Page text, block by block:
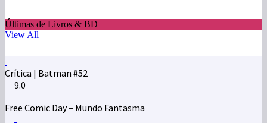
Últimas de Livros & BD
View All
Crítica | Batman #52
9.0
Free Comic Day – Mundo Fantasma